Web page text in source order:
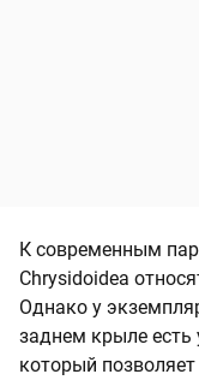
К современным
Chrysidoidea
Однако у
заднем крыле
который